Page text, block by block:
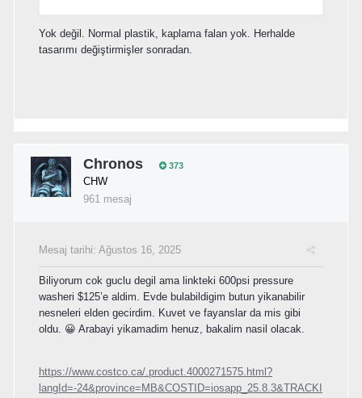
Yok değil. Normal plastik, kaplama falan yok. Herhalde
tasarımı değiştirmişler sonradan.
Chronos 373
CHW
961 mesaj
Mesaj tarihi: Ağustos 16, 2025
Biliyorum cok guclu degil ama linkteki 600psi pressure
washeri $125’e aldim. Evde bulabildigim butun yikanabilir
nesneleri elden gecirdim. Kuvet ve fayanslar da mis gibi
oldu. 😀 Arabayi yikamadim henuz, bakalim nasil olacak.
https://www.costco.ca/.product.4000271575.html?
langId=-24&province=MB&COSTID=iosapp_25.8.3&TRACKI